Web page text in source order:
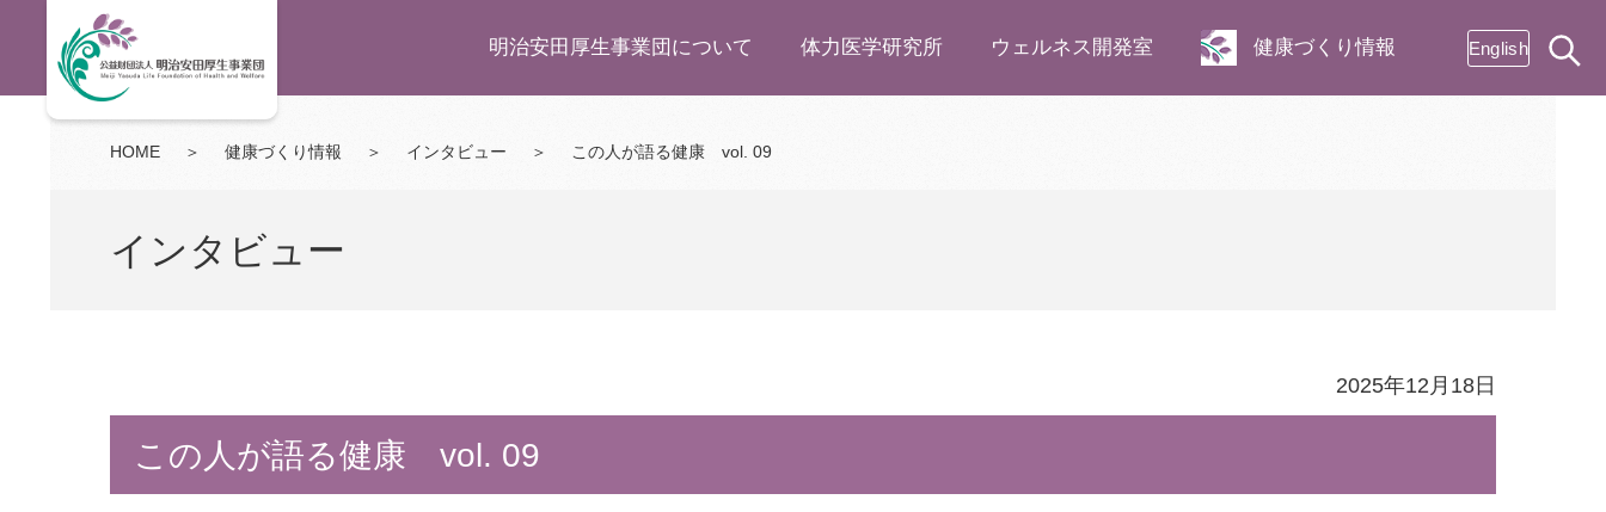
明治安田厚生事業団について 体力医学研究所 ウェルネス開発室 健康づくり情報 English
HOME ＞ 健康づくり情報 ＞ インタビュー ＞ この人が語る健康 vol. 09
インタビュー
2025年12月18日
この人が語る健康 vol. 09